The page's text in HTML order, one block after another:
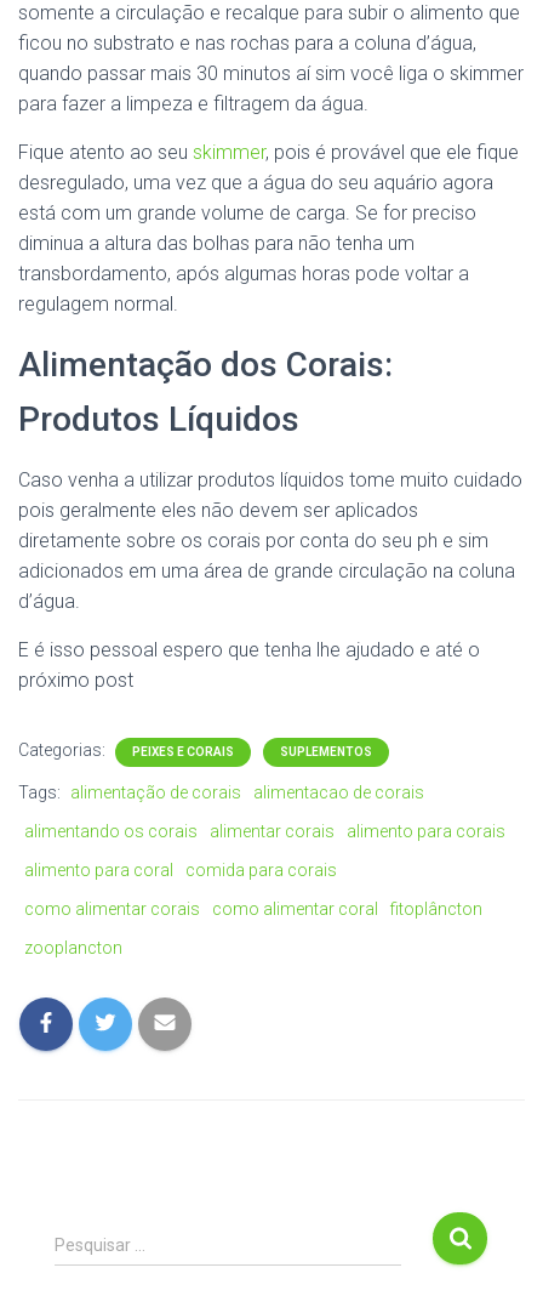
somente a circulação e recalque para subir o alimento que
ficou no substrato e nas rochas para a coluna d’água,
quando passar mais 30 minutos aí sim você liga o skimmer
para fazer a limpeza e filtragem da água.
Fique atento ao seu skimmer, pois é provável que ele fique
desregulado, uma vez que a água do seu aquário agora
está com um grande volume de carga. Se for preciso
diminua a altura das bolhas para não tenha um
transbordamento, após algumas horas pode voltar a
regulagem normal.
Alimentação dos Corais:
Produtos Líquidos
Caso venha a utilizar produtos líquidos tome muito cuidado
pois geralmente eles não devem ser aplicados
diretamente sobre os corais por conta do seu ph e sim
adicionados em uma área de grande circulação na coluna
d’água.
E é isso pessoal espero que tenha lhe ajudado e até o
próximo post
Categorias: PEIXES E CORAIS SUPLEMENTOS
Tags: alimentação de corais
alimentacao de corais
alimentando os corais
alimentar corais
alimento para corais
alimento para coral
comida para corais
como alimentar corais
como alimentar coral
fitoplâncton
zooplancton
P
e
Pesquisar …